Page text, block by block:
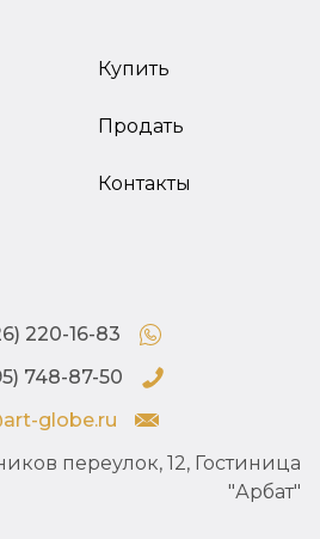
Купить
Продать
Контакты
220-16-83
748-87-50
globe.ru
переулок, 12, Гостиница
"Арбат"